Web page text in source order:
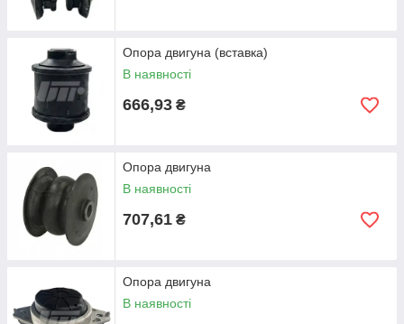
Опора двигуна (вставка)
В наявності
666,93 ₴
Опора двигуна
В наявності
707,61 ₴
Опора двигуна
В наявності